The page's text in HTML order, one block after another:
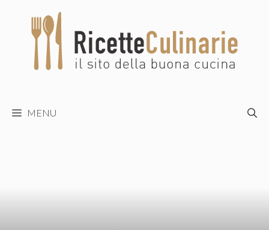
contenuto
MENU